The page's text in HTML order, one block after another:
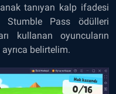
tanıyan kalp ifadesi
Pass ödülleri
kullanan oyuncuların
belirtelim.